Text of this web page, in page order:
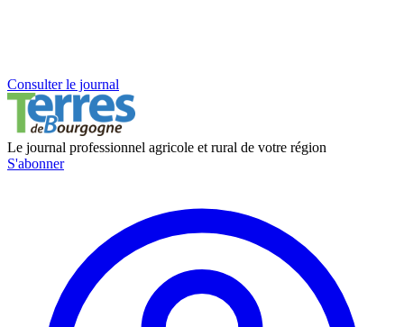
Consulter le journal
Le journal professionnel agricole et rural de votre région
S'abonner